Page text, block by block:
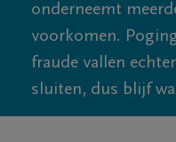
onderneemt
voorkomen.
fraude vallen
sluiten, dus blijf